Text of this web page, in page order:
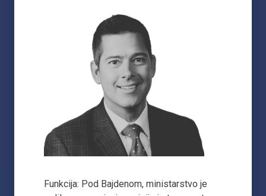
Funkcija: Pod Bajdenom, ministarstvo je